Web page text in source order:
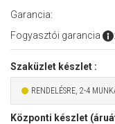
Garancia:
Fogyasztói garancia
:
Szaküzlet készlet :
RENDELÉSRE, 2-4
Központi készlet